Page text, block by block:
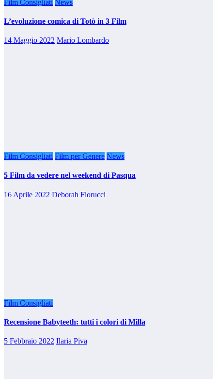
Film Consigliati News
L’evoluzione comica di Totò in 3 Film
14 Maggio 2022 Mario Lombardo
Film Consigliati Film per Genere News
5 Film da vedere nel weekend di Pasqua
16 Aprile 2022 Deborah Fiorucci
Film Consigliati
Recensione Babyteeth: tutti i colori di Milla
5 Febbraio 2022 Ilaria Piva